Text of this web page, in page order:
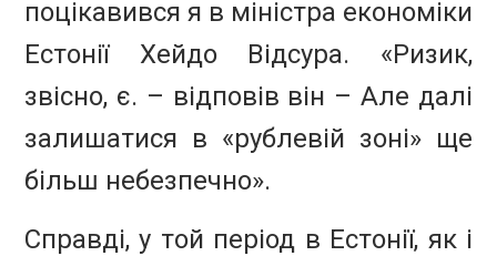
поцікавився я в міністра економіки
Естонії
Хейдо Відсура. «Ризик,
звісно, є. – відповів він – Але далі
залишатися в «рублевій зоні» ще
більш небезпечно».
Справді, у той період в Естонії, як і